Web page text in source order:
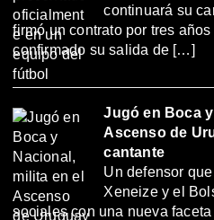
continuará su
firmó un contrato por tres
confirmado su salida de […]
Jugó en Boca
Ascenso de
cantante
Un defensor
Xeneize y el
sociales con una nueva